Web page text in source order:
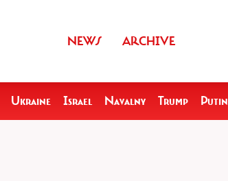
NEWS ARCHIVE
Ukraine Israel Navalny Trump Putin